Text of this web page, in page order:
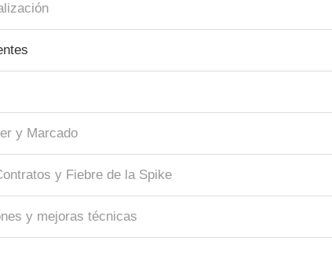
y Marcado
y Fiebre de la Spike
y mejoras técnicas